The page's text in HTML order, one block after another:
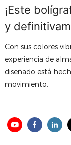
¡Este
y
Con sus colores
experiencia de
diseñado está
movimiento.